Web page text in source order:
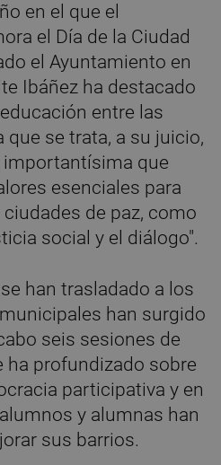
en el que el
el Día de la Ciudad
el Ayuntamiento en
Ibáñez ha destacado
entre las
se trata, a su juicio,
importantísima que
esenciales para
de paz, como
social y el diálogo".
han trasladado a los
han surgido
seis sesiones de
ha profundizado sobre
participativa y en
y alumnas han
sus barrios.